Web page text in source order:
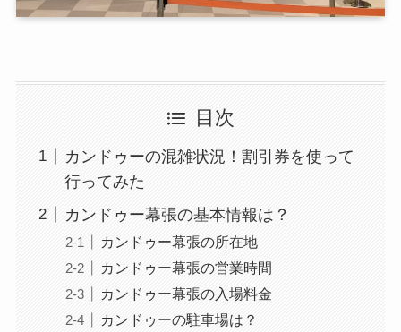
目次
カンドゥーの混雑状況！割引券を使って
行ってみた
カンドゥー幕張の基本情報は？
カンドゥー幕張の所在地
カンドゥー幕張の営業時間
カンドゥー幕張の入場料金
カンドゥーの駐車場は？